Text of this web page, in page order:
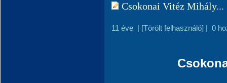
Csokonai Vitéz Mihály...
11 éve | [Törölt felhasználó] | 0